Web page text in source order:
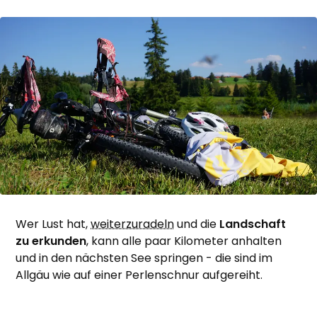
Wer Lust hat,weiterzuradelnund die Landschaft
zu erkunden, kann alle paar Kilometer anhalten
und in den nächsten See springen - die sind im
Allgäu wie auf einer Perlenschnur aufgereiht.